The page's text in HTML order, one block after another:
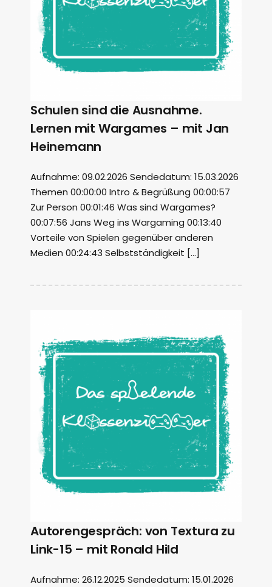
Schulen sind die Ausnahme.
Lernen mit Wargames – mit Jan
Heinemann
Aufnahme: 09.02.2026 Sendedatum: 15.03.2026
Themen 00:00:00 Intro & Begrüßung 00:00:57
Zur Person 00:01:46 Was sind Wargames?
00:07:56 Jans Weg ins Wargaming 00:13:40
Vorteile von Spielen gegenüber anderen
Medien 00:24:43 Selbstständigkeit […]
Autorengespräch: von Textura zu
Link-15 – mit Ronald Hild
Aufnahme: 26.12.2025 Sendedatum: 15.01.2026